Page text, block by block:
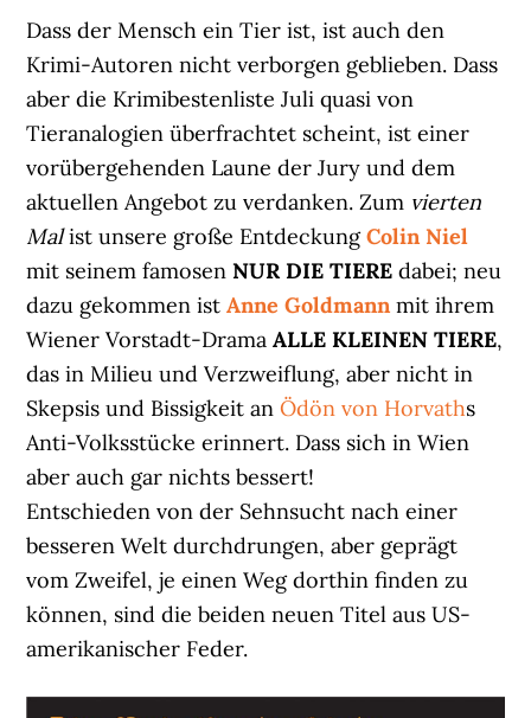
Dass der Mensch ein Tier ist, ist auch den
Krimi-Autoren nicht verborgen geblieben. Dass
aber die Krimibestenliste Juli quasi von
Tieranalogien überfrachtet scheint, ist einer
vorübergehenden Laune der Jury und dem
aktuellen Angebot zu verdanken. Zum vierten
Malist unsere große EntdeckungColin Niel
mit seinem famosenNUR DIE TIEREdabei; neu
dazu gekommen istAnne Goldmannmit ihrem
Wiener Vorstadt-DramaALLE KLEINEN TIERE,
das in Milieu und Verzweiflung, aber nicht in
Skepsis und Bissigkeit anÖdön von Horvaths
Anti-Volksstücke erinnert. Dass sich in Wien
aber auch gar nichts bessert!
Entschieden von der Sehnsucht nach einer
besseren Welt durchdrungen, aber geprägt
vom Zweifel, je einen Weg dorthin finden zu
können, sind die beiden neuen Titel aus US-
amerikanischer Feder.